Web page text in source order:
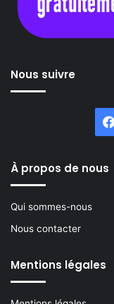
Nous suivre
À propos de nous
Qui sommes-nous
Nous contacter
Mentions légales